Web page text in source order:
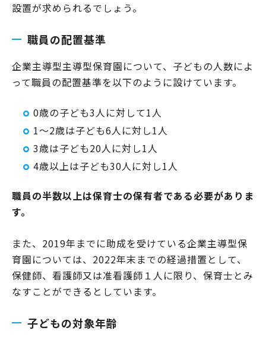
設置が求められるでしょう。
職員の配置基準
企業主導型主導型保育園について、子どもの人数によ
って職員の配置基準を以下のように設けています。
0歳の子ども3人に対して1人
1～2歳は子ども6人に対し1人
3歳は子ども20人に対し1人
4歳以上は子ども30人に対し1人
職員の半数以上は保育士の保有者である必要がありま
す。
また、2019年までに助成を受けている企業主導型保
育園については、2022年末までの経過措置として、
保健師、看護師又は准看護師１人に限り、保育士とみ
なすことができるとしています。
子どもの対象年齢